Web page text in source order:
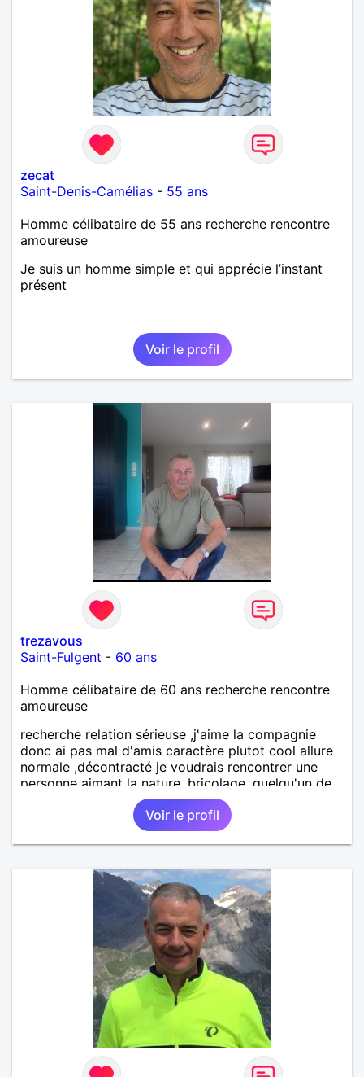
laisse « glisser » beaucoup de choses. Mais ne vous
m’éprenez pas Mesdames, si une personne que
j’aime me trahit une fois, il n’y aura pas de seconde
chance et je l’effacerai à « vitam eternam ».
Néanmoins, je suis un tout petit peu maniaque ainsi
qu’impatient. J’essaye de faire des efforts. Rien de
bien dramatique ! Du moins je le pense……Je suis un
homme facile à vivre. À vous si vous le souhaitez,
d’apprendre à me connaître davantage. J’en serai
ravi….A très bientôt je l’espère.
zecat
Saint-Denis-Camélias - 55 ans
Homme célibataire de 55 ans recherche rencontre
amoureuse
Je suis un homme simple et qui apprécie l’instant
présent
Voir le profil
trezavous
Saint-Fulgent - 60 ans
Homme célibataire de 60 ans recherche rencontre
amoureuse
recherche relation sérieuse ,j'aime la compagnie
donc ai pas mal d'amis caractère plutot cool allure
normale ,décontracté je voudrais rencontrer une
personne aimant la nature ,bricolage ,quelqu'un de
simple et naturel à vos claviers mesdames
Voir le profil